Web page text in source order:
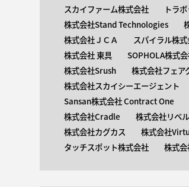
スカイファーム株式会社
トラ
株式会社Stand Technologies
株式会社ＪＣＡ
スパイラル株
株式会社 東具
SOPHOLA株式
株式会社Srush
株式会社フェア
株式会社スカイシーエージェント
Sansan株式会社 Contract One
株式会社Cradle
株式会社リベ
株式会社カグカス
株式会社
タッチスポット株式会社
株式